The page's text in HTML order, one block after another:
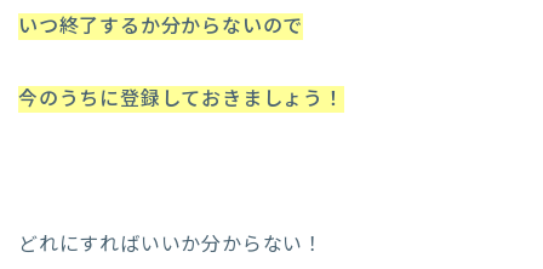
いつ終了するか分からないので
今のうちに登録しておきましょう！
どれにすればいいか分からない！